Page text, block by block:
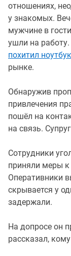
отношениях,
у знакомых.
мужчине в
ушли на
похитил ноутбук
рынке.
Обнаружив
привлечения
пошёл на
на связь.
Сотрудники
приняли меры
Оперативники
скрывается у
задержали.
На допросе он
рассказал,